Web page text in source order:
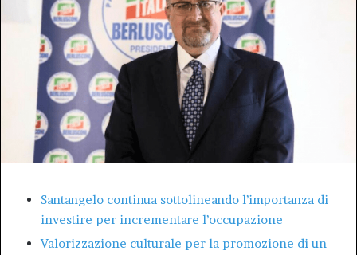
Santangelo continua sottolineando l’importanza di
investire per incrementare l’occupazione
Valorizzazione culturale per la promozione di un